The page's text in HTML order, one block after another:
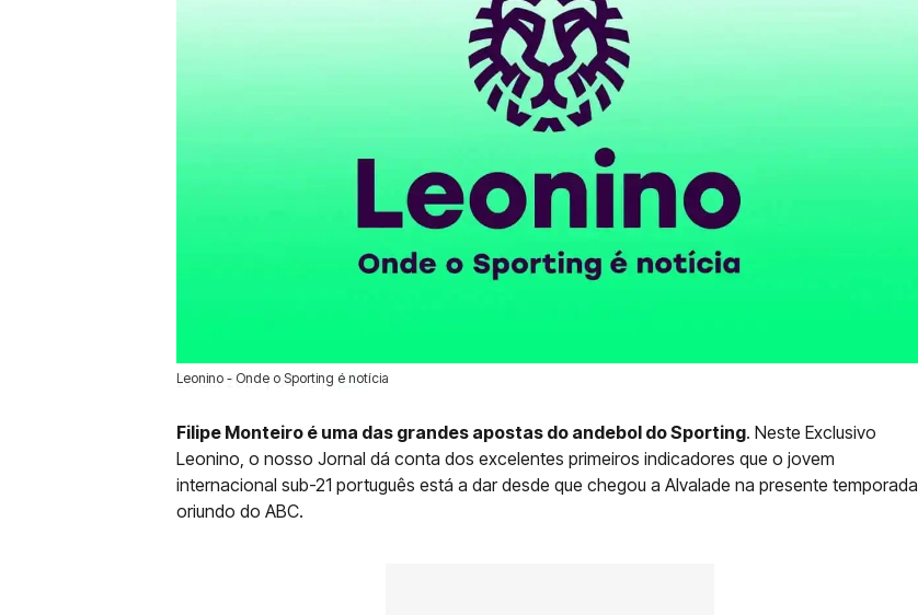
Leonino - Onde o Sporting é notícia
20 Set 2025 | 04:00 | 0
Filipe Monteiro é uma das grandes apostas do andebol do Sporting. Neste Exclusivo
Leonino, o nosso Jornal dá conta dos excelentes primeiros indicadores que o jovem
internacional sub-21 português está a dar desde que chegou a Alvalade na presente temporada,
oriundo do ABC.